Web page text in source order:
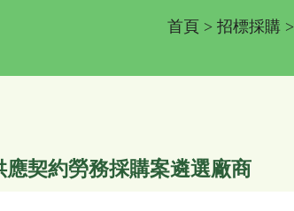
首頁 > 招標採購
契約勞務採購案遴選廠商